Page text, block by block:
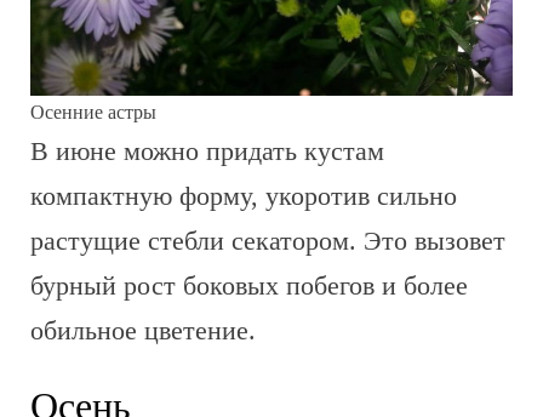
Осенние астры
В июне можно придать кустам
компактную форму, укоротив сильно
растущие стебли секатором. Это вызовет
бурный рост боковых побегов и более
обильное цветение.
Осень